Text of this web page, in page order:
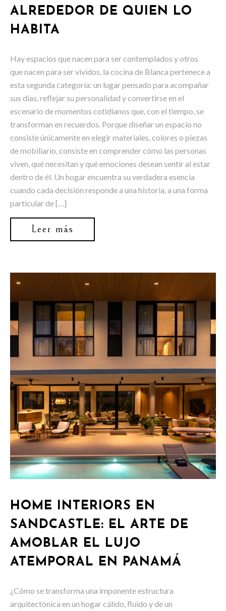
ALREDEDOR DE QUIEN LO
HABITA
Hay espacios que nacen para ser contemplados y otros
que nacen para ser vividos, la cocina de Blanca pertenece a
esta segunda categoría: un lugar pensado para acompañar
sus días, reflejar su personalidad y convertirse en el
escenario de momentos cotidianos que, con el tiempo, se
transforman en recuerdos. Porque diseñar un espacio no
consiste únicamente en elegir materiales, colores o piezas
de mobiliario, consiste en comprender cómo las personas
viven, qué necesitan y qué emociones desean sentir al estar
dentro de él. Un hogar encuentra su verdadera esencia
cuando cada decisión responde a una historia, a una forma
particular de […]
Leer más
HOME INTERIORS EN
SANDCASTLE: EL ARTE DE
AMOBLAR EL LUJO
ATEMPORAL EN PANAMÁ
¿Cómo se transforma una imponente estructura
arquitectónica en un hogar cálido, fluido y de un